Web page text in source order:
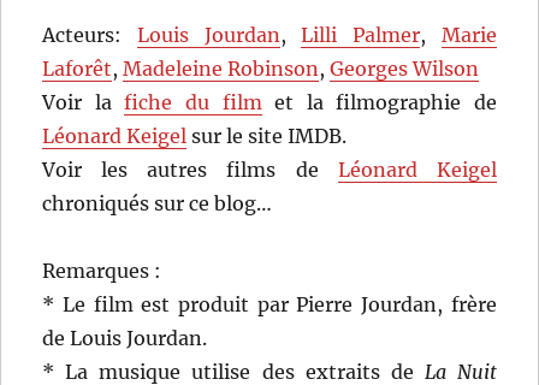
Acteurs: Louis Jourdan,Lilli Palmer, Marie
Laforêt,Madeleine Robinson,Georges Wilson
Voir lafiche du filmet la filmographie de
Léonard Keigel sur le site IMDB.
Voir les autres films de Léonard Keigel
chroniqués sur ce blog…
Remarques :
* Le film est produit par Pierre Jourdan, frère
de Louis Jourdan.
* La musique utilise des extraits de La Nuit